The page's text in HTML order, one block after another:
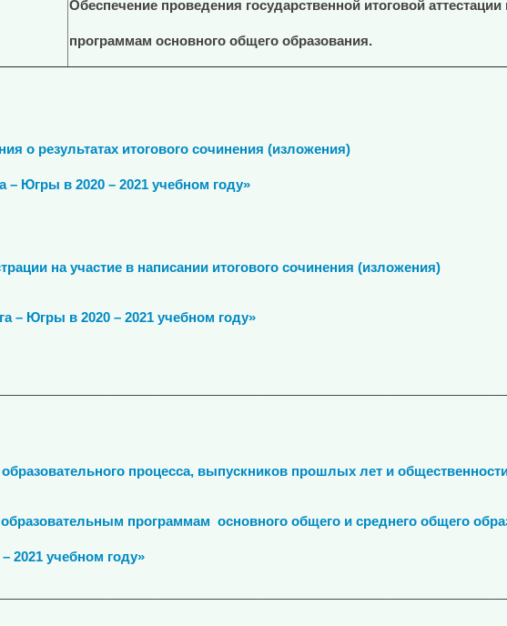
Обеспечение проведения государственной итоговой
программам основного общего образования.
результатах итогового сочинения (изложения)
– Югры в 2020 – 2021 учебном году»
на участие в написании итогового сочинения (изложения)
Югры в 2020 – 2021 учебном году»
процесса, выпускников прошлых лет и
программам основного общего и среднего общего
учебном году»